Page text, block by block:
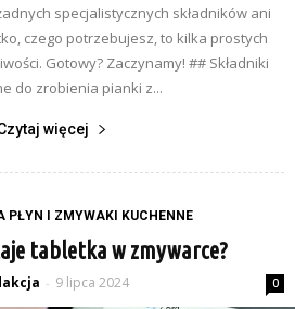
specjalistycznych składników ani
czego potrzebujesz, to kilka prostych
Gotowy? Zaczynamy! ## Składniki
do zrobienia pianki z...
więcej
PŁYN I ZMYWAKI KUCHENNE
tabletka w zmywarce?
- 9 lipca 2024 0